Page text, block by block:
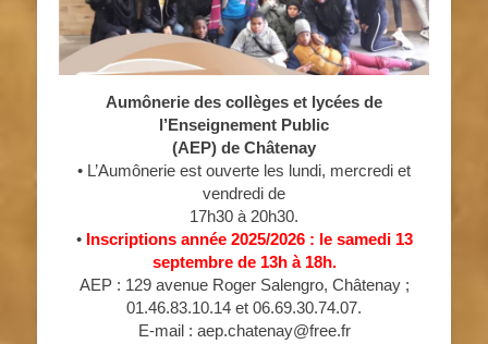
Aumônerie des collèges et lycées de
l’Enseignement Public
(AEP) de Châtenay
• L’Aumônerie est ouverte les lundi, mercredi et
vendredi de
17h30 à 20h30.
• Inscriptions année 2025/2026 : le samedi 13
septembre de 13h à 18h.
AEP : 129 avenue Roger Salengro, Châtenay ;
01.46.83.10.14 et 06.69.30.74.07.
E-mail : aep.chatenay@free.fr